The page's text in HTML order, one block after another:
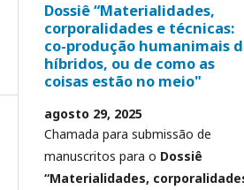
Dossiê “Materialidades,
corporalidades e técnicas:
co-produção humanimais
híbridos, ou de como as
coisas estão no meio"
agosto 29, 2025
Chamada para submissão de
manuscritos para o Dossiê
“Materialidades,